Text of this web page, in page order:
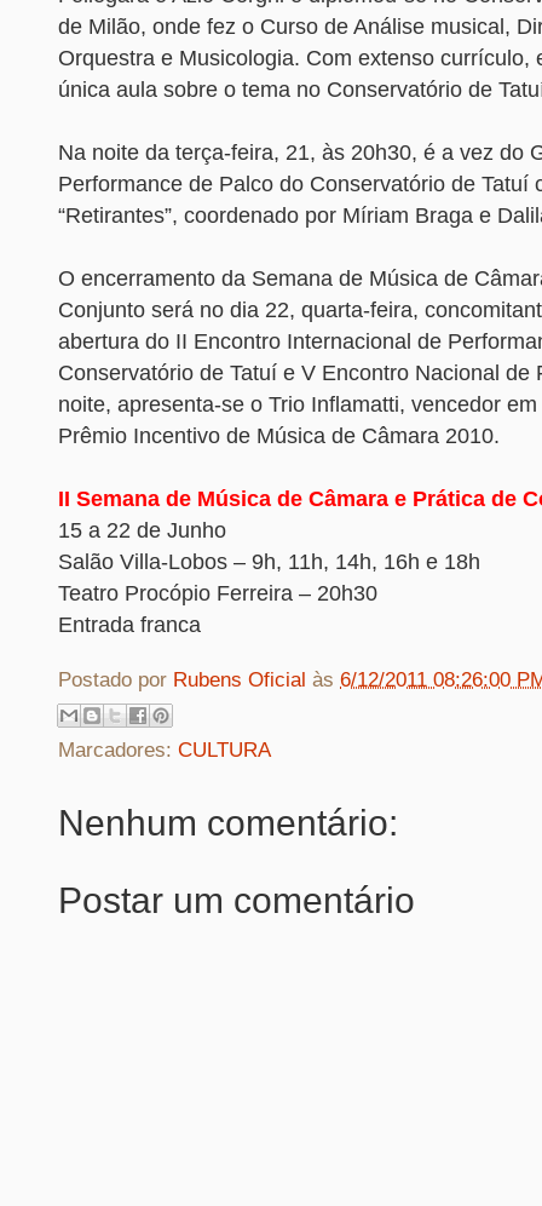
de Milão, onde fez o Curso de Análise musical,
Orquestra e Musicologia. Com extenso currículo,
única aula sobre o tema no Conservatório de
Na noite da terça-feira, 21, às 20h30, é a vez do
Performance de Palco do Conservatório de Tatuí
“Retirantes”, coordenado por Míriam Braga e
O encerramento da Semana de Música de
Conjunto será no dia 22, quarta-feira,
abertura do II Encontro Internacional de
Conservatório de Tatuí e V Encontro Nacional de
noite, apresenta-se o Trio Inflamatti, vencedor em
Prêmio Incentivo de Música de Câmara 2010.
II Semana de Música de Câmara e Prática de
15 a 22 de Junho
Salão Villa-Lobos – 9h, 11h, 14h, 16h e 18h
Teatro Procópio Ferreira – 20h30
Entrada franca
Postado por Rubens Oficial às 6/12/2011 08:26:00
Marcadores: CULTURA
Nenhum comentário:
Postar um comentário